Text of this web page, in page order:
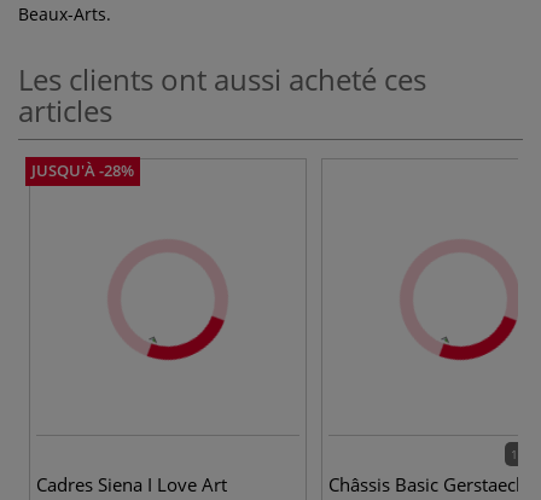
Beaux-Arts.
Les clients ont aussi acheté ces
articles
JUSQU'À -28%
Cadres Siena I Love Art
164
Châssis Basic Gerstaecker